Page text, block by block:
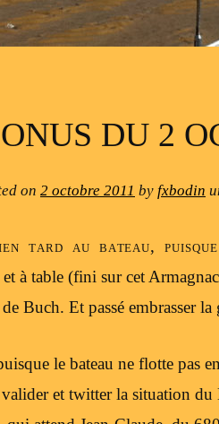
DU 2
on 2 octobre 2011 by fxbodin
tard au bateau,
et à table (fini sur cet
Buch. Et passé embrasser
le bateau ne flotte pas
et twitter la situation du